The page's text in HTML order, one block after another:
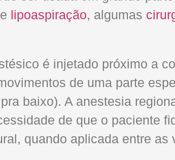
lipoaspiração, algumas
é injetado próximo a
de uma parte
baixo). A anestesia
de que o paciente
quando aplicada entre as